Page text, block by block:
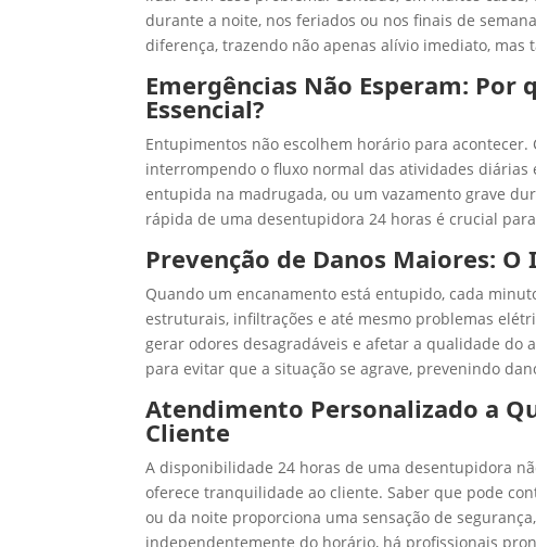
durante a noite, nos feriados ou nos finais de
diferença, trazendo não apenas alívio imediato, mas
Emergências Não Esperam:
Essencial?
Entupimentos não escolhem horário para
interrompendo o fluxo normal das atividades
entupida na madrugada, ou um vazamento grave
rápida de uma desentupidora 24 horas é crucial
Prevenção de Danos Maiores:
Quando um encanamento está entupido, cada
estruturais, infiltrações e até mesmo problemas
gerar odores desagradáveis e afetar a qualidade
para evitar que a situação se agrave, prevenindo
Atendimento Personalizado a
Cliente
A disponibilidade 24 horas de uma desentupidora
oferece tranquilidade ao cliente. Saber que pode
ou da noite proporciona uma sensação de
independentemente do horário, há profissionais